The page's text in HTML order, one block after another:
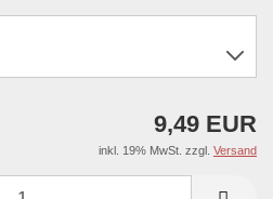
9,49 EUR
inkl. 19% MwSt. zzgl. Versand